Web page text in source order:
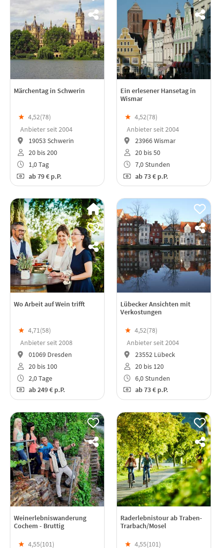
Märchentag in Schwerin
★ 4,52(78)
Anbieter seit 2004
19053 Schwerin
20 bis 200
1,0 Tag
ab79 € p.P.
Ein erlesener Hansetag in
Wismar
★ 4,52(78)
Anbieter seit 2004
23966 Wismar
20 bis 50
7,0 Stunden
ab73 € p.P.
Wo Arbeit auf Wein trifft
★ 4,71(58)
Anbieter seit 2008
01069 Dresden
20 bis 100
2,0 Tage
ab249 € p.P.
Lübecker Ansichten mit
Verkostungen
★ 4,52(78)
Anbieter seit 2004
23552 Lübeck
20 bis 120
6,0 Stunden
ab73 € p.P.
Weinerlebniswanderung
Cochem - Bruttig
★ 4,55(101)
Raderlebnistour ab Traben-
Trarbach/Mosel
★ 4,55(101)